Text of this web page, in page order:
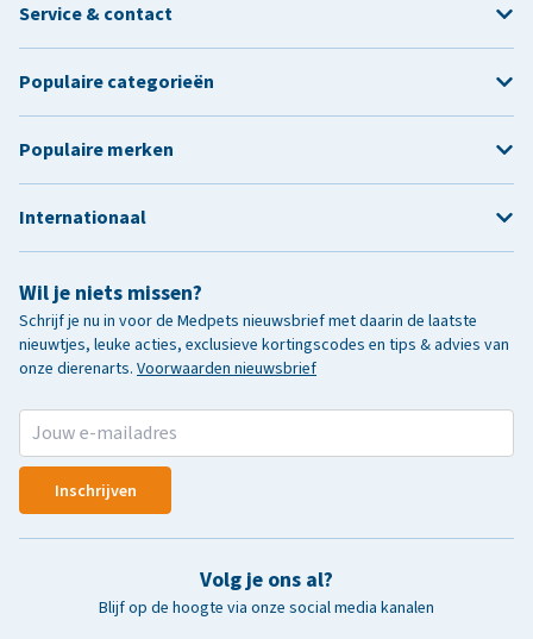
Wil je niets missen?
Schrijf je nu in voor de Medpets nieuwsbrief met daarin de laatste
nieuwtjes, leuke acties, exclusieve kortingscodes en tips & advies van
onze dierenarts. Voorwaarden nieuwsbrief
Inschrijven
Volg je ons al?
Blijf op de hoogte via onze social media kanalen
Service & contact
Populaire categorieën
Populaire merken
Internationaal